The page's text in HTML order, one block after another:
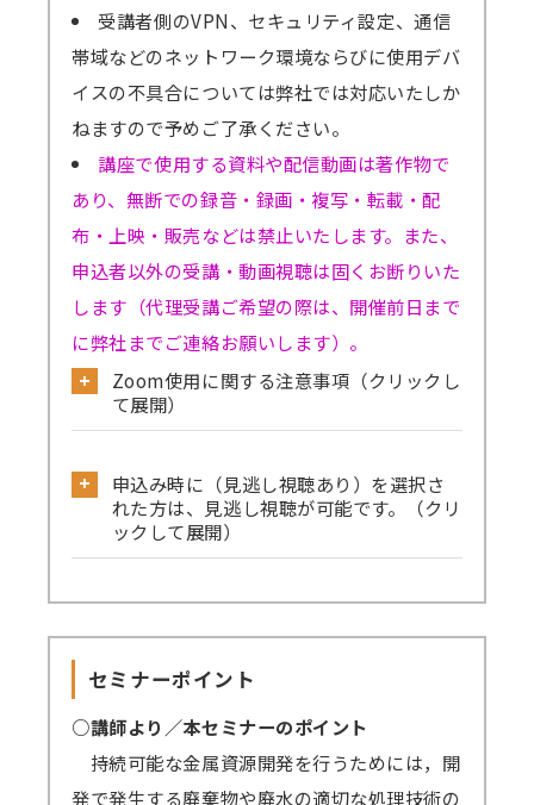
受講者側のVPN、セキュリティ設定、通信
帯域などのネットワーク環境ならびに使用デバ
イスの不具合については弊社では対応いたしか
ねますので予めご了承ください。
講座で使用する資料や配信動画は著作物で
あり、無断での録音・録画・複写・転載・配
布・上映・販売などは禁止いたします。また、
申込者以外の受講・動画視聴は固くお断りいた
します（代理受講ご希望の際は、開催前日まで
に弊社までご連絡お願いします）。
Zoom使用に関する注意事項（クリックし
て展開）
ングをお試しください。
確認はこちら
→Skype／Teams／LINEなど別のミーティン
象が起きる可能性がございます。お手数です
が、これらのアプリは閉じた状態にてZoomに
ご参加ください。
音声が聞こえない場合の対処例
申込み時に（見逃し視聴あり）を選択さ
れた方は、見逃し視聴が可能です。（クリ
ックして展開）
ミナーの録画動画を一定期間視聴可能です。
しい方、期間内であれば動画を何度も視聴でき
ます。
原則、遅くとも開催4営業日後までに録画動
画の配信を開始します（一部、編集加工しま
セミナーポイント
○講師より／本セミナーのポイント
持続可能な金属資源開発を行うためには，開
発で発生する廃棄物や廃水の適切な処理技術の